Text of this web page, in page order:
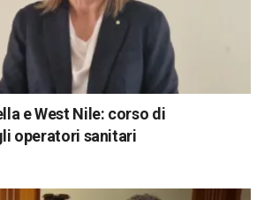
e West Nile: corso di
operatori sanitari